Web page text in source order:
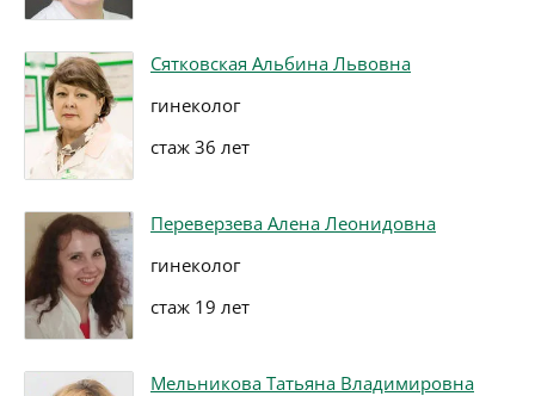
Сятковская Альбина Львовна
гинеколог
стаж 36 лет
Переверзева Алена Леонидовна
гинеколог
стаж 19 лет
Мельникова Татьяна Владимировна